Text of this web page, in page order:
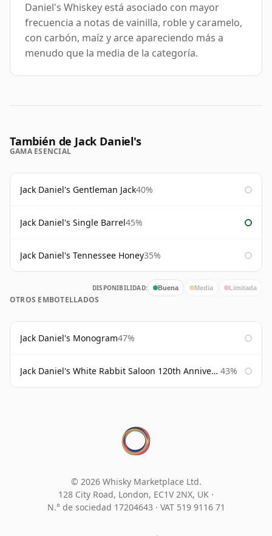
Daniel's Whiskey está asociado con mayor
frecuencia a notas de vainilla, roble y caramelo,
con carbón, maíz y arce apareciendo más a
menudo que la media de la categoría.
También de Jack Daniel's
GAMA ESENCIAL
Jack Daniel's Gentleman Jack40%
Jack Daniel's Single Barrel45%
Jack Daniel's Tennessee Honey35%
DISPONIBILIDAD: Buena Media Limitada
OTROS EMBOTELLADOS
Jack Daniel's Monogram47%
Jack Daniel's White Rabbit Saloon 120th Anniversary 43%
© 2026 Whisky Marketplace Ltd.
128 City Road, London, EC1V 2NX, UK ·
N.° de sociedad 17204643 · VAT 519 9116 71